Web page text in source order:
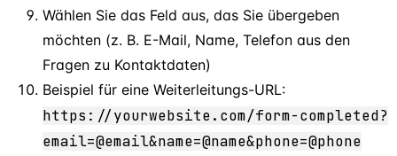
Wählen Sie das Feld aus, das Sie übergeben
möchten (z. B. E-Mail, Name, Telefon aus den
Fragen zu Kontaktdaten)
Beispiel für eine Weiterleitungs-URL:
https://yourwebsite.com/form-completed?
email=@email&name=@name&phone=@phone